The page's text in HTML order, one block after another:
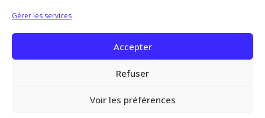
Gérer les services
Accepter
Refuser
Voir les préférences
Gîtes Les Baguenaudiers ©Copyright 2026